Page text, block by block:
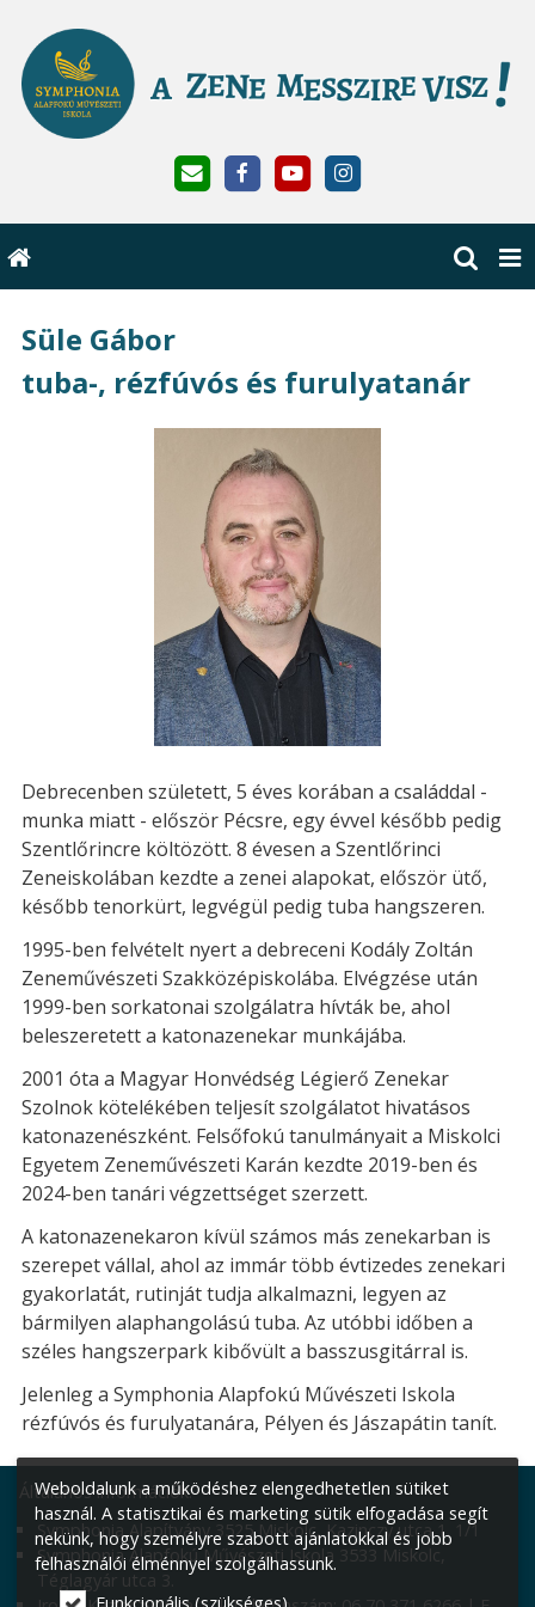
Süle Gábor
tuba-, rézfúvós és furulyatanár
Debrecenben született, 5 éves korában a családdal -
munka miatt - először Pécsre, egy évvel később pedig
Szentlőrincre költözött. 8 évesen a Szentlőrinci
Zeneiskolában kezdte a zenei alapokat, először ütő,
később tenorkürt, legvégül pedig tuba hangszeren.
1995-ben felvételt nyert a debreceni Kodály Zoltán
Zeneművészeti Szakközépiskolába. Elvégzése után
1999-ben sorkatonai szolgálatra hívták be, ahol
beleszeretett a katonazenekar munkájába.
2001 óta a Magyar Honvédség Légierő Zenekar
Szolnok kötelékében teljesít szolgálatot hivatásos
katonazenészként. Felsőfokú tanulmányait a Miskolci
Egyetem Zeneművészeti Karán kezdte 2019-ben és
2024-ben tanári végzettséget szerzett.
A katonazenekaron kívül számos más zenekarban is
szerepet vállal, ahol az immár több évtizedes zenekari
gyakorlatát, rutinját tudja alkalmazni, legyen az
bármilyen alaphangolású tuba. Az utóbbi időben a
széles hangszerpark kibővült a basszusgitárral is.
Jelenleg a Symphonia Alapfokú Művészeti Iskola
rézfúvós és furulyatanára, Pélyen és Jászapátin tanít.
Általános információk:
Symphonia Alapítvány 3525 Miskolc, Kazinczy utca 1. 1/1
Symphonia Alapfokú Művészeti Iskola 3533 Miskolc,
Téglagyár utca 3.
Weboldalunk a működéshez elengedhetetlen sütiket
használ. A statisztikai és marketing sütik elfogadása segít
nekünk, hogy személyre szabott ajánlatokkal és jobb
felhasználói élménnyel szolgálhassunk.